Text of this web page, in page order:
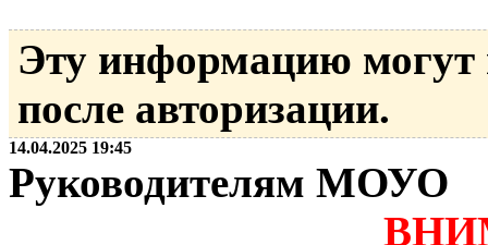
Эту информацию могут
после авторизации.
14.04.2025 19:45
Руководителям МОУО